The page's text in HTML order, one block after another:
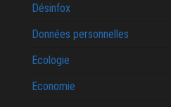
Désinfox
Données personnelles
Ecologie
Economie